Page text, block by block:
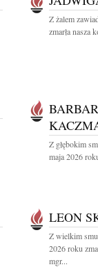
Z żalem
zmarła nasza
Z głębokim
maja 2026
LEON
Z wielkim
2026 roku
mgr...